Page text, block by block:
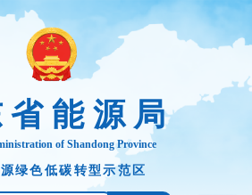
省能源局
of Shandong Province
绿色低碳转型示范区